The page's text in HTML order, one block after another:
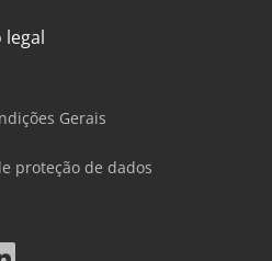
legal
Gerais
proteção de dados